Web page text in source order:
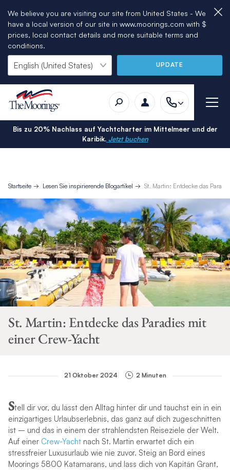
We believe you are visiting our site from United States - We
have a local version of our site in www.moorings.com with $
prices, local contact details and more suitable terms and
conditions.
UPDATE
Bis zu 20% Nachlass auf Yachtcharter im Mittelmeer und der
Karibik.Jetzt buchen
Startseite Lesen Sie inspirierende Blogartikel St. Martin: Entdecke das
St. Martin: Entdecke das Paradies mit
einer Crew-Yacht
21 Oktober 2024 2 Minuten
Stell dir vor, du lässt den Alltag hinter dir und tauchst ein in ein
einzigartiges Urlaubserlebnis, das ganz auf dich zugeschnitten
ist – und das in einem der strahlendsten Reiseziele der Welt.
Auf einer Crew-Yachtnach St. Martin erwartet dich ein
stressfreier Luxusurlaub wie nie zuvor. Steig an Bord eines
Moorings 5800 Katamarans, und lass dich von Kapitän Grant,